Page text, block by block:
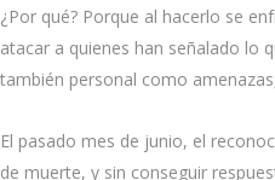
¿Por qué? Porque al hacerlo se
atacar a quienes han señalado lo
también personal como
El pasado mes de junio, el
de muerte, y sin conseguir